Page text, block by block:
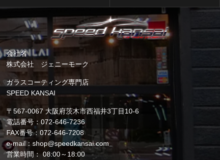
会社名
株式会社 ジェニーモーク
ガラスコーティング専門店
SPEED KANSAI
〒567-0067 大阪府茨木市西福井3丁目10-6
電話番号：072-646-7236
FAX番号：072-646-7208
e-mail：shop@speedkansai.com
営業時間： 08:00～18:00